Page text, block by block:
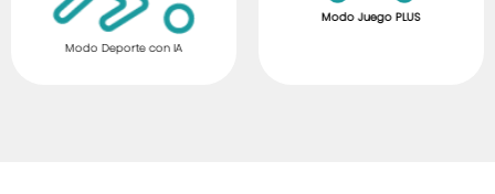
Modo Deporte con IA
Modo Juego PLUS